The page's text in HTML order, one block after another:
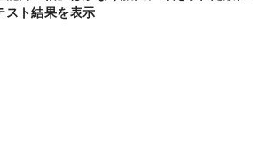
スト結果を表示